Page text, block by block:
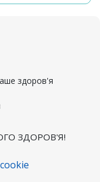
здоров'я
ЗДОРОВ'Я!